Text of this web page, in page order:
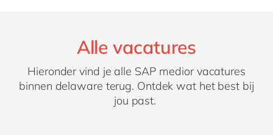
Alle vacatures
Hieronder vind je alle SAP medior vacatures
binnen delaware terug. Ontdek wat het best bij
jou past.